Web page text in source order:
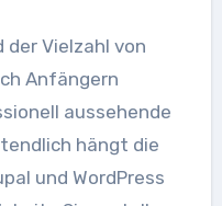
Vielzahl von
Anfängern
aussehende
hängt die
und WordPress